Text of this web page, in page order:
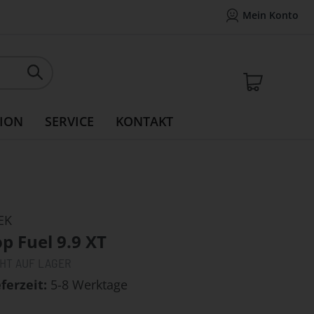
Mein Konto
Mein Konto
SERVICE KONTAKT
Fuel 9.9 XT
5-8 Werktage